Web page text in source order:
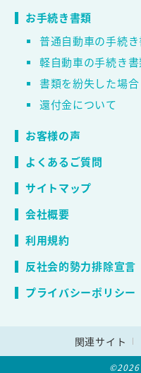
お手続き書類
普通自動車の手続
軽自動車の手続き書
書類を紛失した場合
還付金について
お客様の声
よくあるご質問
サイトマップ
会社概要
利用規約
反社会的勢力排除宣言
プライバシーポリシー
関連サイト
©2026